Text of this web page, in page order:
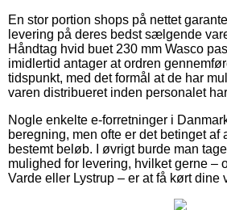
En stor portion shops på nettet
levering på deres bedst sælgende
Håndtag hvid buet 230 mm Wasco
imidlertid antager at ordren
tidspunkt, med det formål at de har
varen distribueret inden personalet
Nogle enkelte e-forretninger i
beregning, men ofte er det betinget af
bestemt beløb. I øvrigt burde man
mulighed for levering, hvilket gerne –
Varde eller Lystrup – er at få kørt dine